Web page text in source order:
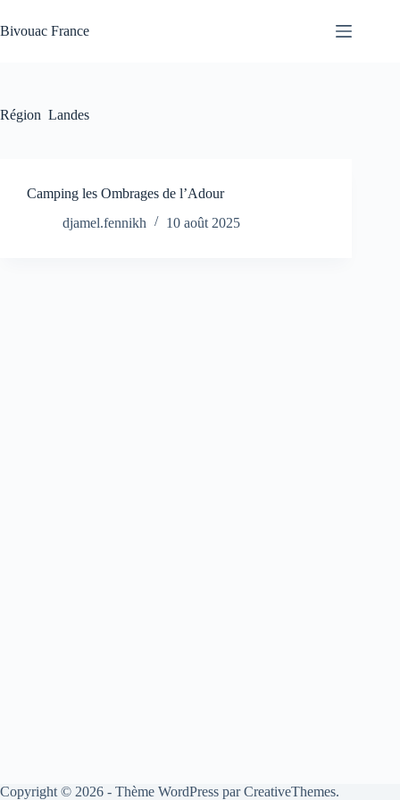
au
contenu
Bivouac France
Région Landes
Camping les Ombrages de l’Adour
djamel.fennikh
10 août 2025
Copyright © 2026 - Thème WordPress parCreativeThemes.